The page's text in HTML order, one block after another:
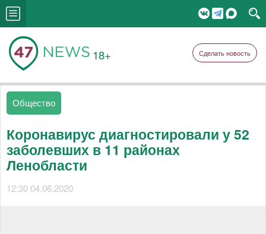
18+ Сделать новость
Общество
Коронавирус диагностировали у 52
заболевших в 11 районах
Ленобласти
12:30 04.06.2020